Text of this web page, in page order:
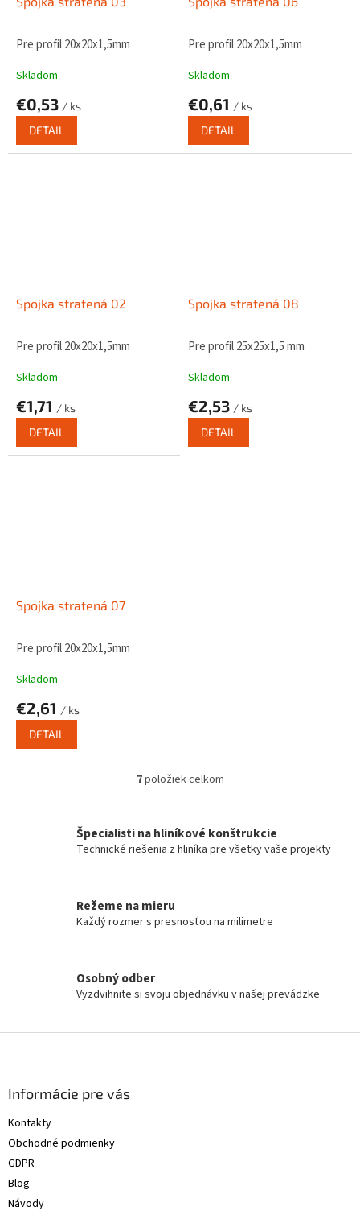
Pre profil 20x20x1,5mm
Skladom
€0,53 / ks
DETAIL
Pre profil 20x20x1,5mm
Skladom
€0,61 / ks
DETAIL
Spojka stratená 02
Pre profil 20x20x1,5mm
Skladom
€1,71 / ks
DETAIL
Spojka stratená 08
Pre profil 25x25x1,5 mm
Skladom
€2,53 / ks
DETAIL
Spojka stratená 07
Pre profil 20x20x1,5mm
Skladom
€2,61 / ks
DETAIL
O
á
d
p
v
p
7položiek celkom
Špecialisti na hliníkové konštrukcie
Technické riešenia z hliníka pre všetky vaše projekty
Režeme na mieru
Každý rozmer s presnosťou na milimetre
Osobný odber
Vyzdvihnite si svoju objednávku v našej prevádzke
Informácie pre vás
Kontakty
Obchodné podmienky
GDPR
Blog
Návody